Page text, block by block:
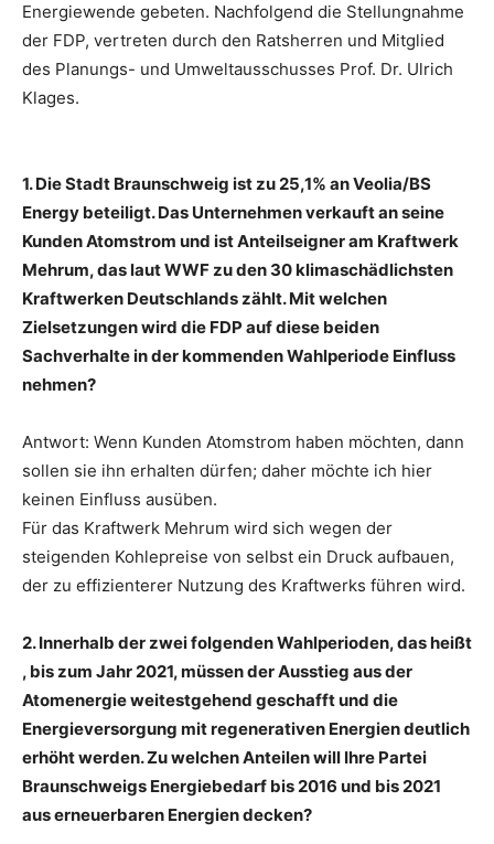
Energiewende gebeten. Nachfolgend die Stellungnahme
der FDP, vertreten durch den Ratsherren und Mitglied
des Planungs- und Umweltausschusses Prof. Dr. Ulrich
Klages.
1. Die Stadt Braunschweig ist zu 25,1% an Veolia/BS
Energy beteiligt. Das Unternehmen verkauft an seine
Kunden Atomstrom und ist Anteilseigner am Kraftwerk
Mehrum, das laut WWF zu den 30 klimaschädlichsten
Kraftwerken Deutschlands zählt. Mit welchen
Zielsetzungen wird die FDP auf diese beiden
Sachverhalte in der kommenden Wahlperiode Einfluss
nehmen?
Antwort: Wenn Kunden Atomstrom haben möchten, dann
sollen sie ihn erhalten dürfen; daher möchte ich hier
keinen Einfluss ausüben.
Für das Kraftwerk Mehrum wird sich wegen der
steigenden Kohlepreise von selbst ein Druck aufbauen,
der zu effizienterer Nutzung des Kraftwerks führen wird.
2. Innerhalb der zwei folgenden Wahlperioden, das heißt
, bis zum Jahr 2021, müssen der Ausstieg aus der
Atomenergie weitestgehend geschafft und die
Energieversorgung mit regenerativen Energien deutlich
erhöht werden. Zu welchen Anteilen will Ihre Partei
Braunschweigs Energiebedarf bis 2016 und bis 2021
aus erneuerbaren Energien decken?